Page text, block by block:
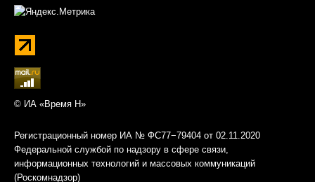
© ИА «Время Н»
Регистрационный номер ИА № ФС77−79404 от 02.11.2020
Федеральной службой по надзору в сфере связи,
информационных технологий и массовых коммуникаций
(Роскомнадзор)